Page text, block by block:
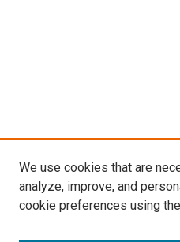
We use cookies that are
analyze, improve, and
cookie preferences using the